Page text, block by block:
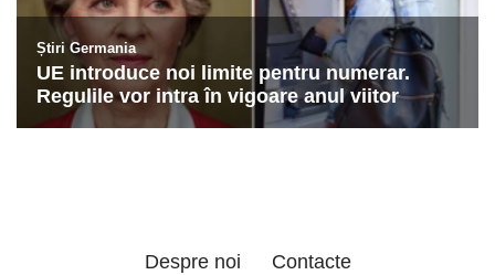
Despre noi Contacte